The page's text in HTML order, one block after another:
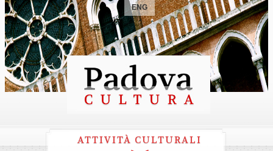
ENG
ATTIVITÀ CULTURALI